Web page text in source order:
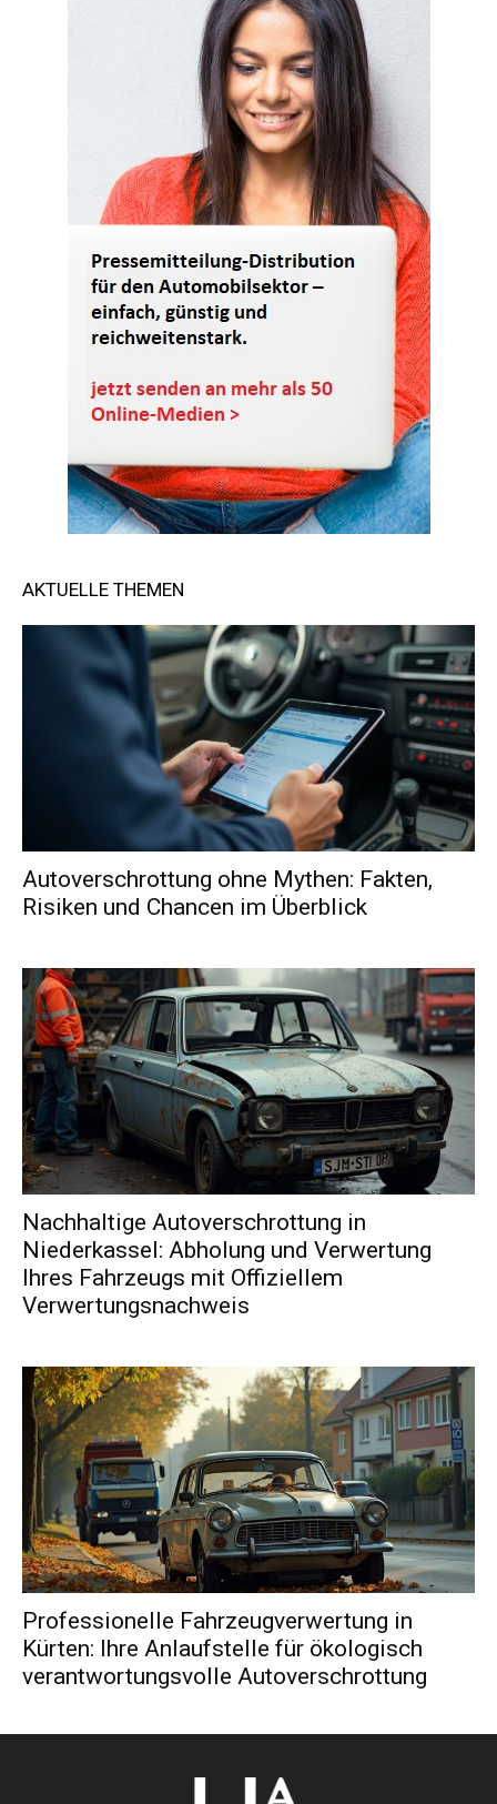
AKTUELLE THEMEN
Autoverschrottung ohne Mythen: Fakten,
Risiken und Chancen im Überblick
Nachhaltige Autoverschrottung in
Niederkassel: Abholung und Verwertung
Ihres Fahrzeugs mit Offiziellem
Verwertungsnachweis
Professionelle Fahrzeugverwertung in
Kürten: Ihre Anlaufstelle für ökologisch
verantwortungsvolle Autoverschrottung